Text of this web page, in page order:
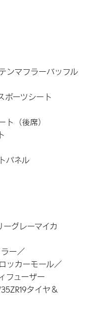
ンマフラーバッフル
ポーツシート
ト
（後席）
パネル
グレーマイカ
ー／
ッカーモール／
フューザー
タイヤ＆